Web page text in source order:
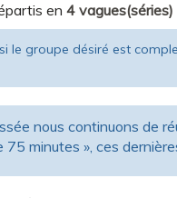
en 4 vagues(séries)
le groupe désiré est
nous continuons de
75 minutes », ces